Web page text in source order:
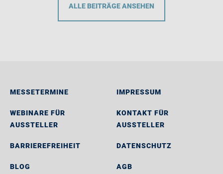
ALLE BEITRÄGE ANSEHEN
MESSETERMINE
WEBINARE FÜR
AUSSTELLER
BARRIEREFREIHEIT
BLOG
IMPRESSUM
KONTAKT FÜR
AUSSTELLER
DATENSCHUTZ
AGB